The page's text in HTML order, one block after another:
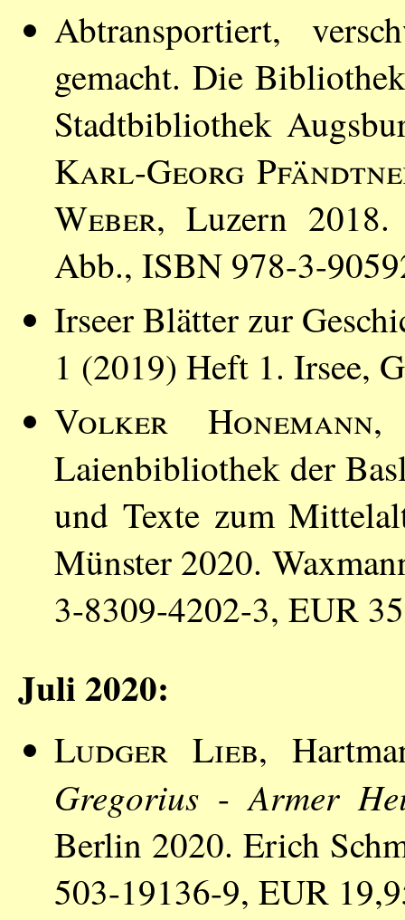
Abtransportiert,
gemacht. Die
Stadtbibliothek
Karl-Georg
Weber, Luzern
Abb., ISBN 978-3-
Irseer Blätter zur
1 (2019) Heft 1. Irsee,
Volker Honemann,
Laienbibliothek der
und Texte zum
Münster 2020.
3-8309-4202-3, EUR
Juli 2020:
Ludger Lieb,
Gregorius -Armer
Berlin 2020. Erich
503-19136-9, EUR